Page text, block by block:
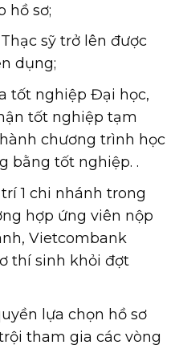
hồ sơ;
sỹ trở lên được
dụng;
tốt nghiệp Đại học,
tốt nghiệp tạm
chương trình học
bằng tốt nghiệp. .
1 chi nhánh trong
hợp ứng viên nộp
Vietcombank
thí sinh khỏi đợt
lựa chọn hồ sơ
tham gia các vòng